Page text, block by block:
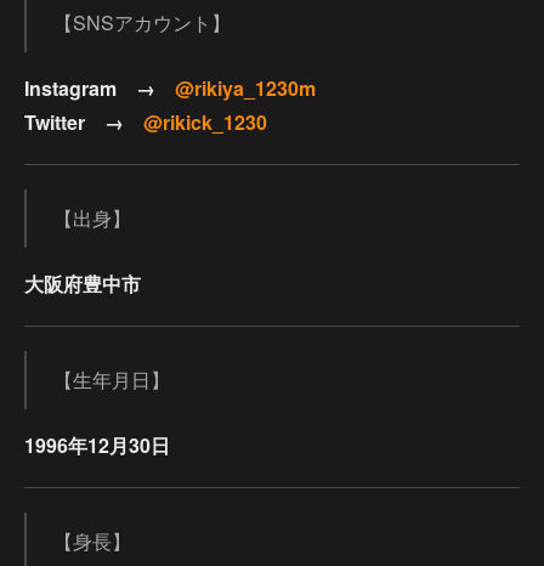
【SNSアカウント】
Instagram → @rikiya_1230m
Twitter → @rikick_1230
【出身】
大阪府豊中市
【生年月日】
1996年12月30日
【身長】